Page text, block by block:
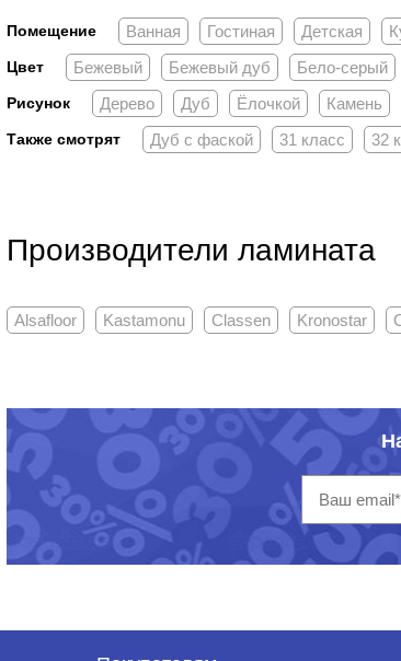
Помещение Ванная Гостиная Детская
Цвет Бежевый Бежевый дуб Бело-серый
Рисунок Дерево Дуб Ёлочкой Камень
Также смотрят Дуб с фаской 31 класс 32
Производители ламината
Alsafloor Kastamonu Classen Kronostar